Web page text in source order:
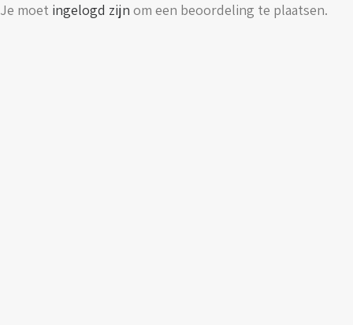
Je moet ingelogd zijn om een beoordeling te plaatsen.